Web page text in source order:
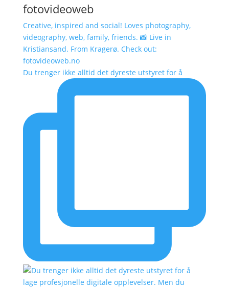
fotovideoweb
Creative, inspired and social! Loves photography,
videography, web, family, friends. 📸 Live in
Kristiansand. From Kragerø. Check out:
fotovideoweb.no
Du trenger ikke alltid det dyreste utstyret for å